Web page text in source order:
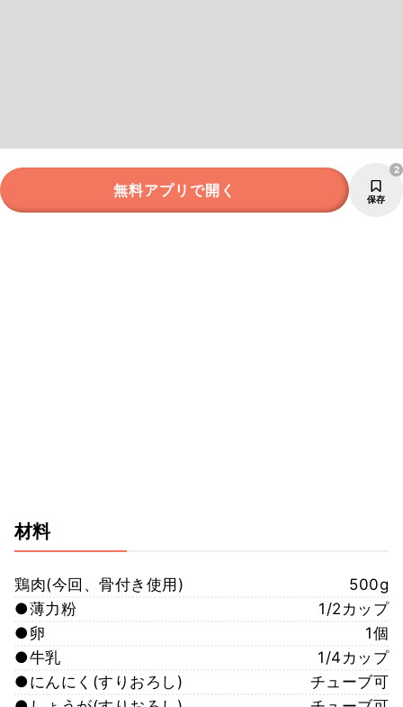
無料アプリで開く 保存
2
材料
鶏肉(今回、骨付き使用)
500g
●薄力粉
1/2カップ
●卵
1個
●牛乳
1/4カップ
●にんにく(すりおろし)
チューブ可